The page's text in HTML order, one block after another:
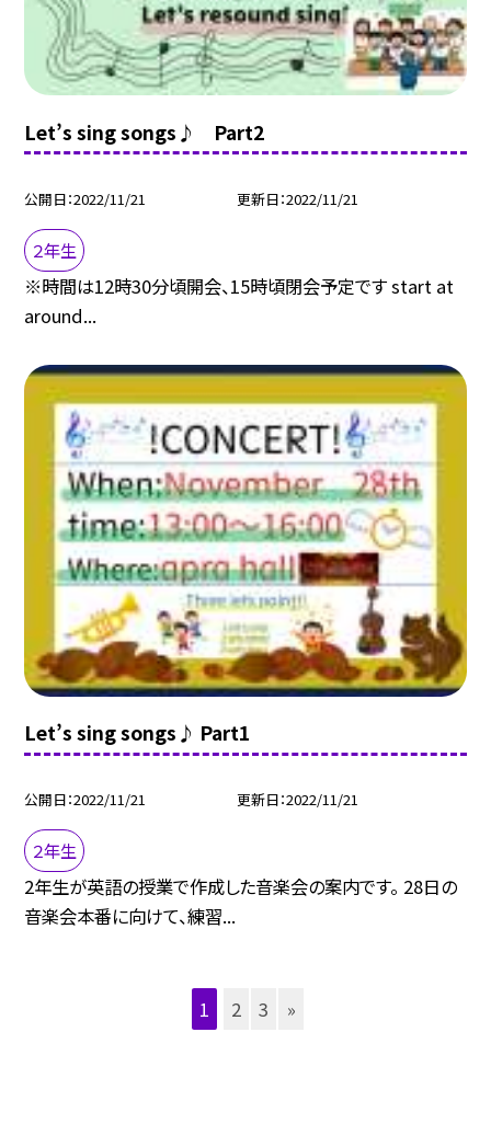
Let’s sing songs♪ Part2
公開日 2022/11/21 更新日 2022/11/21
２年生
※時間は12時30分頃開会、15時頃閉会予定です start at
around...
Let’s sing songs♪ Part1
公開日 2022/11/21 更新日 2022/11/21
２年生
2年生が英語の授業で作成した音楽会の案内です。 28日の
音楽会本番に向けて、練習...
1 2 3 »